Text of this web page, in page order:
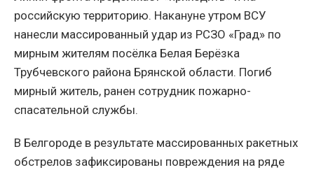
российскую территорию. Накануне утром ВСУ
нанесли массированный удар из РСЗО «Град» по
мирным жителям посёлка Белая Берёзка
Трубчевского района Брянской области. Погиб
мирный житель, ранен сотрудник пожарно-
спасательной службы.
В Белгороде в результате массированных ракетных
обстрелов зафиксированы повреждения на ряде